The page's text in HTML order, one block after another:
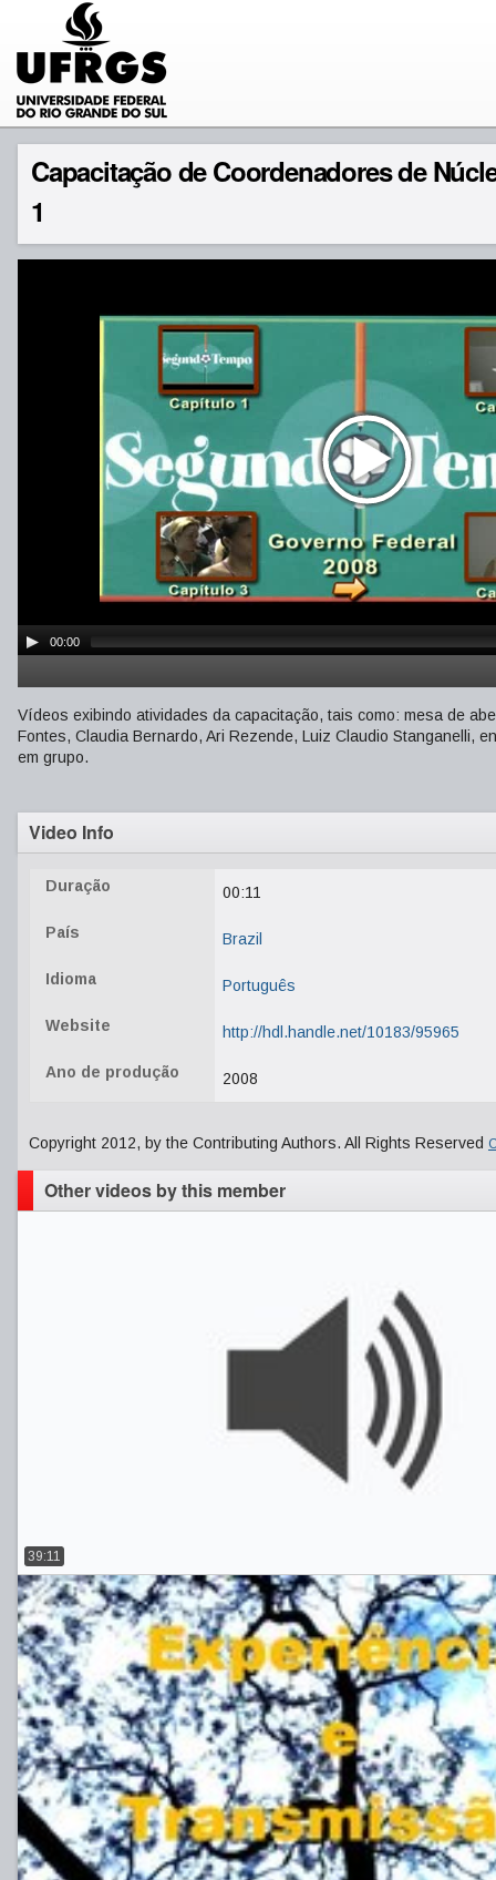
Capacitação de Coordenadores de
1
00:00
Vídeos exibindo atividades da capacitação, tais como: mesa de
Fontes, Claudia Bernardo, Ari Rezende, Luiz Claudio Stanganelli,
em grupo.
Video Info
Duração 00:11
País Brazil
Idioma Português
Website http://hdl.handle.net/10183/95965
Ano de produção 2008
Copyright 2012, by the Contributing Authors. All Rights Reserved
Other videos by this member
39:11